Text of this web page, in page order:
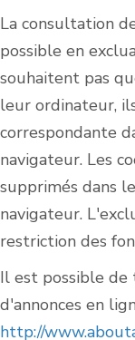
La consultation
possible en
souhaitent pas
leur ordinateur,
correspondante
navigateur. Les
supprimés dans
navigateur.
restriction des
Il est possible de
d'annonces en
http://